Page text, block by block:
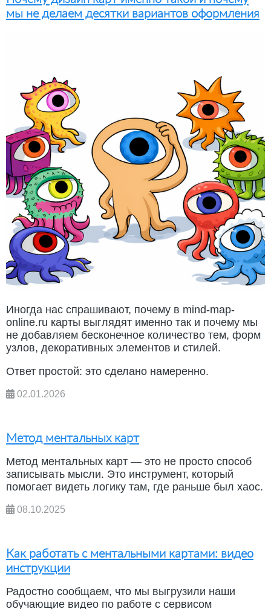
мы не делаем десятки вариантов оформления
Иногда нас спрашивают, почему в mind-map-
online.ru карты выглядят именно так и почему мы
не добавляем бесконечное количество тем, форм
узлов, декоративных элементов и стилей.
Ответ простой: это сделано намеренно.
02.01.2026
Метод ментальных карт
Метод ментальных карт — это не просто способ
записывать мысли. Это инструмент, который
помогает видеть логику там, где раньше был хаос.
08.10.2025
Как работать с ментальными картами: видео
инструкции
Радостно сообщаем, что мы выгрузили наши
обучающие видео по работе с сервисом